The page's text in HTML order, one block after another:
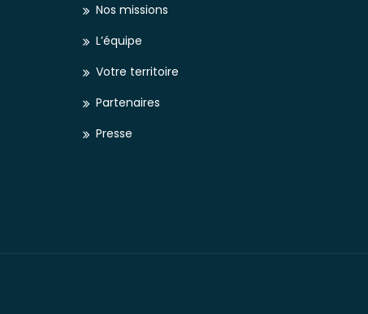
Nos missions
L’équipe
Votre territoire
Partenaires
Presse